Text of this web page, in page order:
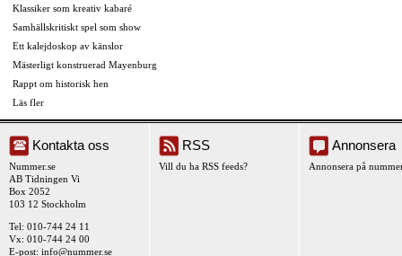
Klassiker som kreativ kabaré
Samhällskritiskt spel som show
Ett kalejdoskop av känslor
Mästerligt konstruerad Mayenburg
Rappt om historisk hen
Läs fler
Kontakta oss
Nummer.se
AB Tidningen Vi
Box 2052
103 12 Stockholm
Tel: 010-744 24 11
Vx: 010-744 24 00
E-post: info@nummer.se
RSS
Vill du ha RSS feeds?
Annonsera
Annonsera på